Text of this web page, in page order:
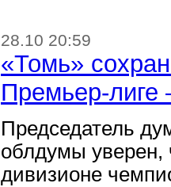
28.10 20:59
«Томь»
Премьер-лиге
Председатель
облдумы уверен,
дивизионе